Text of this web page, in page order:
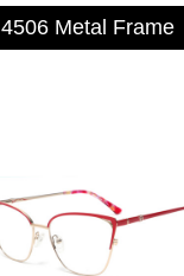
4506 Metal Frame